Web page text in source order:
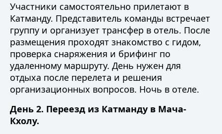
Участники самостоятельно прилетают в
Катманду. Представитель команды встречает
группу и организует трансфер в отель. После
размещения проходят знакомство с гидом,
проверка снаряжения и брифинг по
удаленному маршруту. День нужен для
отдыха после перелета и решения
организационных вопросов. Ночь в отеле.
День 2. Переезд из Катманду в Мача-
Кхолу.